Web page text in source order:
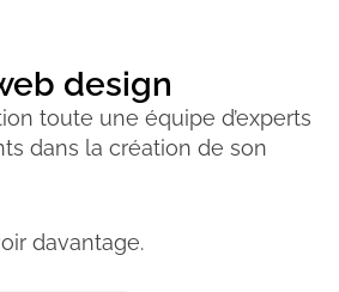
design
toute une équipe d’experts
dans la création de son
davantage.